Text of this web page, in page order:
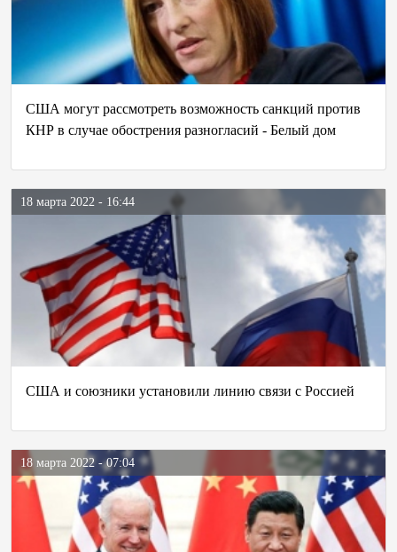
США могут рассмотреть возможность санкций против
КНР в случае обострения разногласий - Белый дом
18 марта 2022 - 16:44
США и союзники установили линию связи с Россией
18 марта 2022 - 07:04